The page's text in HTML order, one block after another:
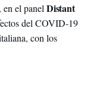
en el panel Distant
del COVID-19
con los